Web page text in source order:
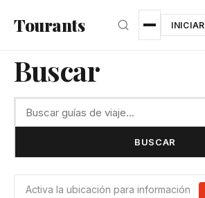
Tourants
Buscar
BUSCAR
Activa la ubicación para información